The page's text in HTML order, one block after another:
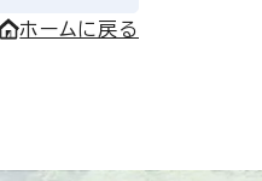
ホームに戻る